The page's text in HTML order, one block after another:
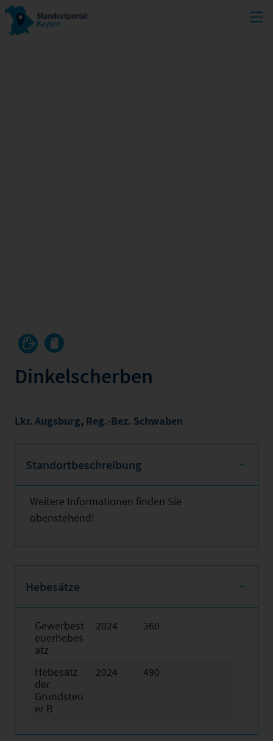
Dinkelscherben
Lkr. Augsburg, Reg.-Bez. Schwaben
Standortbeschreibung
Weitere Informationen finden Sie
obenstehend!
Hebesätze
Gewerbest
euerhebes
atz
2024 360
Hebesatz
der
Grundsteu
er B
2024 490